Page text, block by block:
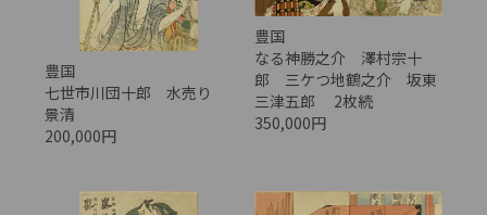
豊国
七世市川団十郎 水売り
景清
200,000円
豊国
なる神勝之介 澤村宗十
郎 三ケつ地鶴之介 坂東
三津五郎 2枚続
350,000円